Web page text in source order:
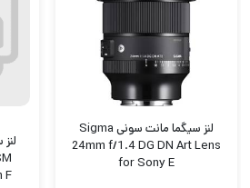
لنز سیگما مانت سونی Sigma
24mm f/1.4 DG DN Art Lens
for Sony E
F